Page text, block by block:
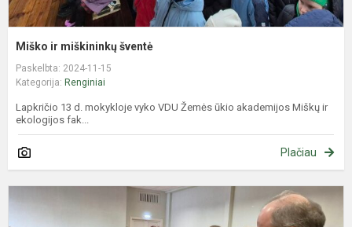
Miško ir miškininkų šventė
Paskelbta: 2024-11-15
Kategorija: Renginiai
Lapkričio 13 d. mokykloje vyko VDU Žemės ūkio akademijos Miškų ir
ekologijos fak...
Plačiau